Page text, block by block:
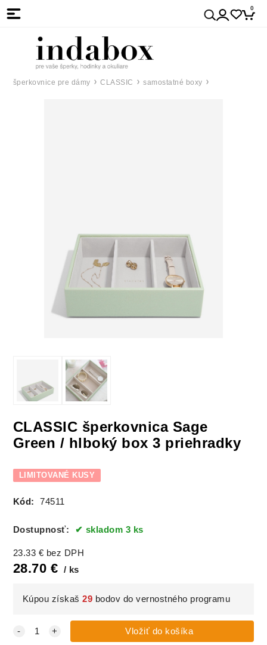
0
šperkovnice pre dámy CLASSIC samostatné boxy
CLASSIC šperkovnica Sage
Green / hlboký box 3 priehradky
LIMITOVANÉ KUSY
Kód: 74511
Dostupnosť: skladom 3 ks
23.33 € bez DPH
28.70 € ks
Kúpou získaš29 bodov do vernostného programu